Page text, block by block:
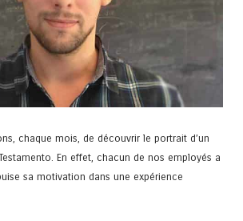
chaque mois, de découvrir le portrait d’un
En effet, chacun de nos employés a
sa motivation dans une expérience